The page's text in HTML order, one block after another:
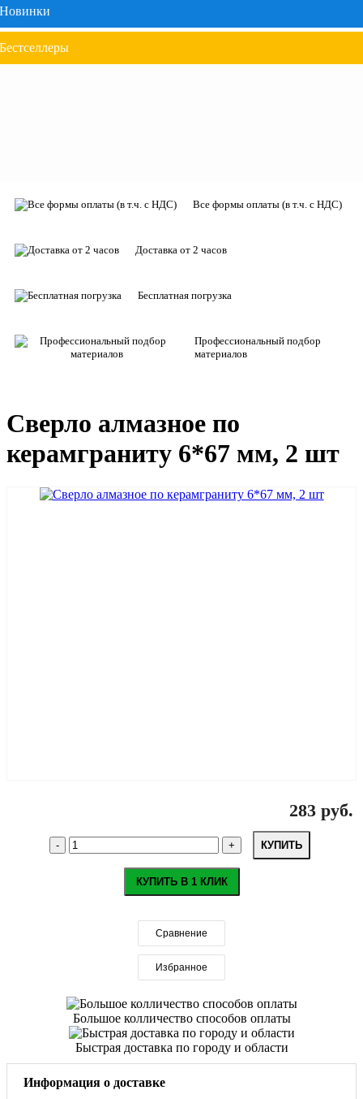
Новинки
Бестселлеры
Все формы оплаты (в т.ч. с НДС)
Доставка от 2 часов
Бесплатная погрузка
Профессиональный подбор
материалов
Сверло алмазное по
керамграниту 6*67 мм, 2 шт
283 руб.
КУПИТЬ
КУПИТЬ В 1 КЛИК
Сравнение
Избранное
Большое колличество способов оплаты
Быстрая доставка по городу и области
Информация о доставке